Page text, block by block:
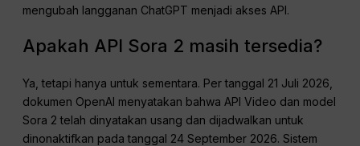
mengubah langganan ChatGPT menjadi akses API.
Apakah API Sora 2 masih tersedia?
Ya, tetapi hanya untuk sementara. Per tanggal 21 Juli 2026,
dokumen OpenAI menyatakan bahwa API Video dan model
Sora 2 telah dinyatakan usang dan dijadwalkan untuk
dinonaktifkan pada tanggal 24 September 2026. Sistem